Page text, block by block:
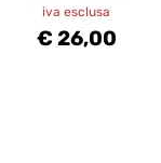
iva esclusa
€ 26,00